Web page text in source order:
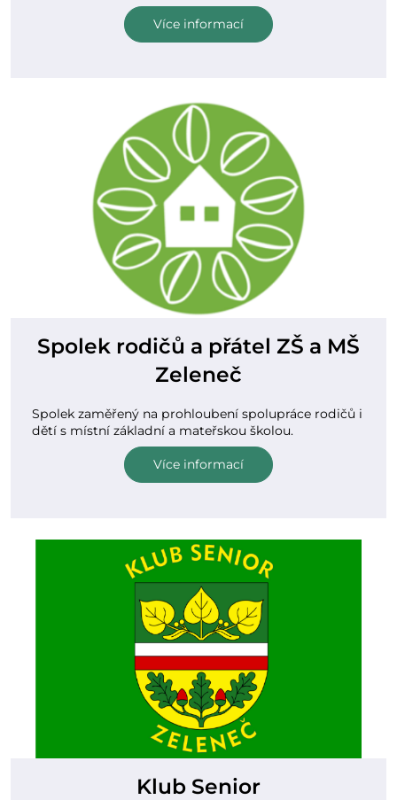
Více informací
Spolek rodičů a přátel ZŠ a MŠ
Zeleneč
Spolek zaměřený na prohloubení spolupráce rodičů i
dětí s místní základní a mateřskou školou.
Více informací
Klub Senior